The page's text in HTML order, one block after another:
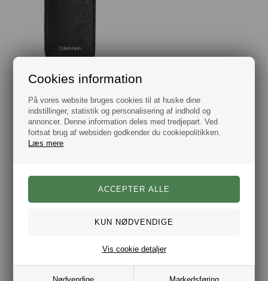
Cookies information
På vores website bruges cookies til at huske dine
indstillinger, statistik og personalisering af indhold og
annoncer. Denne information deles med tredjepart. Ved
fortsat brug af websiden godkender du cookiepolitikken.
Læs mere
Vis cookie detaljer
Minimalism MO Stick On CC Holder Calvin Klein
Med et lækkert cover eller en phonewallet, beskytter du ikke blot
din skærm og bagside af telefon mod stød, slag og ridser, du giver
den også et unikt udseende og er med til at skabe din egen stil. Hos
kreditkort og andre nødvendige kort lige ved hånden. Afhængig af
hvilken model du vælger, er der plads til forskellige antal kort. Det
er altid et besøg værd at kigge på vores covers. Vi opdaterer hver
uge vores sortiment med nye op spændende varer til en god pris. Vi